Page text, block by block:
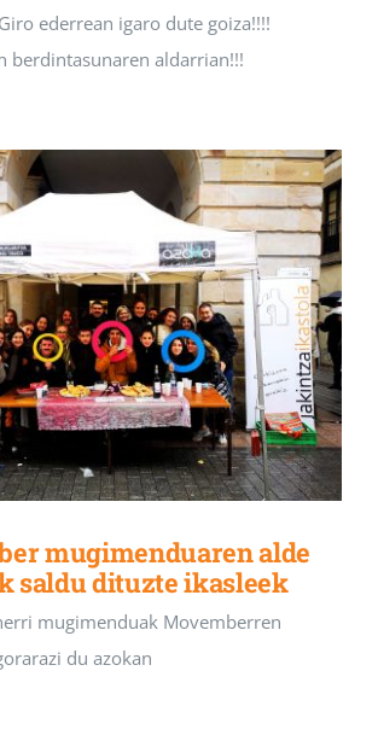
ederrean igaro dute goiza!!!!
berdintasunaren aldarrian!!!
mugimenduaren alde
saldu dituzte ikasleek
mugimenduak Movemberren
du azokan